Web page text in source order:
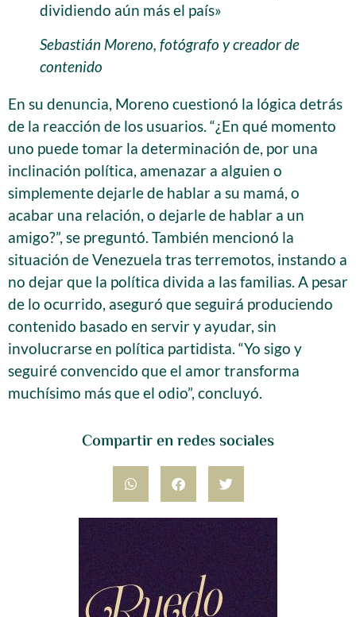
Compartir en redes sociales
dividiendo aún más el país»
Sebastián Moreno, fotógrafo y creador de
contenido
En su denuncia, Moreno cuestionó la lógica detrás
de la reacción de los usuarios. “¿En qué momento
uno puede tomar la determinación de, por una
inclinación política, amenazar a alguien o
simplemente dejarle de hablar a su mamá, o
acabar una relación, o dejarle de hablar a un
amigo?”, se preguntó. También mencionó la
situación de Venezuela tras terremotos, instando a
no dejar que la política divida a las familias. A pesar
de lo ocurrido, aseguró que seguirá produciendo
contenido basado en servir y ayudar, sin
involucrarse en política partidista. “Yo sigo y
seguiré convencido que el amor transforma
muchísimo más que el odio”, concluyó.